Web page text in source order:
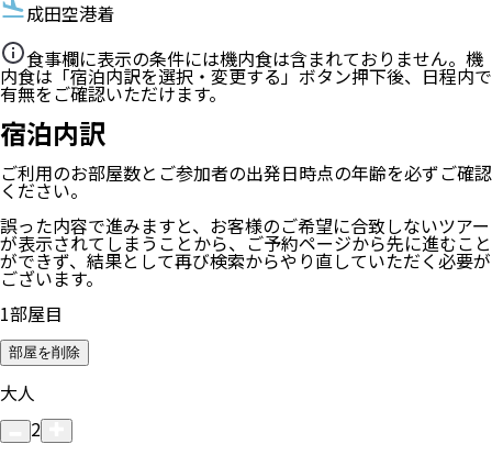
成田空港着
食事欄に表示の条件には機内食は含まれておりません。機
内食は「宿泊内訳を選択・変更する」ボタン押下後、日程内で
有無をご確認いただけます。
宿泊内訳
ご利用のお部屋数とご参加者の出発日時点の年齢を必ずご確認
ください。
誤った内容で進みますと、お客様のご希望に合致しないツアー
が表示されてしまうことから、ご予約ページから先に進むこと
ができず、結果として再び検索からやり直していただく必要が
ございます。
1部屋目
部屋を削除
大人
2